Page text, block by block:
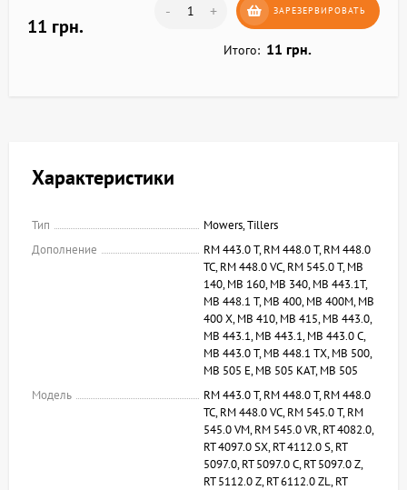
11 грн.
- + ЗАРЕЗЕРВИРОВАТЬ
Итого: 11 грн.
Характеристики
Тип
Mowers, Tillers
Дополнение
RM 443.0 T, RM 448.0 T, RM 448.0
TC, RM 448.0 VC, RM 545.0 T, MB
140, MB 160, MB 340, MB 443.1T,
MB 448.1 T, MB 400, MB 400M, MB
400 X, MB 410, MB 415, MB 443.0,
MB 443.1, MB 443.1, MB 443.0 C,
MB 443.0 T, MB 448.1 TX, MB 500,
MB 505 E, MB 505 KAT, MB 505
Модель
RM 443.0 T, RM 448.0 T, RM 448.0
TC, RM 448.0 VC, RM 545.0 T, RM
545.0 VM, RM 545.0 VR, RT 4082.0,
RT 4097.0 SX, RT 4112.0 S, RT
5097.0, RT 5097.0 C, RT 5097.0 Z,
RT 5112.0 Z, RT 6112.0 ZL, RT